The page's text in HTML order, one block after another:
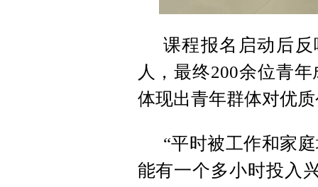
课程报名启动后
人，最终200余位青
体现出青年群体对优
“平时被工作和家
能有一个多小时投入